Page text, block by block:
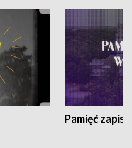
Pamięć